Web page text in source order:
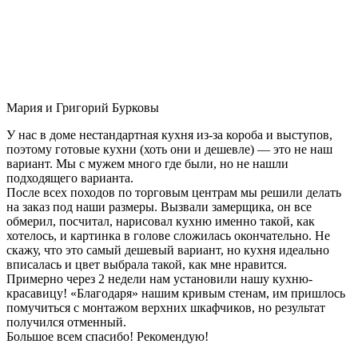
Мария и Григорий Бурковы
У нас в доме нестандартная кухня из-за короба и выступов,
поэтому готовые кухни (хоть они и дешевле) — это не наш
вариант. Мы с мужем много где были, но не нашли
подходящего варианта.
После всех походов по торговым центрам мы решили делать
на заказ под наши размеры. Вызвали замерщика, он все
обмерил, посчитал, нарисовал кухню именно такой, как
хотелось, и картинка в голове сложилась окончательно. Не
скажу, что это самый дешевый вариант, но кухня идеально
вписалась и цвет выбрала такой, как мне нравится.
Примерно через 2 недели нам установили нашу кухню-
красавицу! «Благодаря» нашим кривым стенам, им пришлось
помучиться с монтажом верхних шкафчиков, но результат
получился отменный.
Большое всем спасибо! Рекомендую!